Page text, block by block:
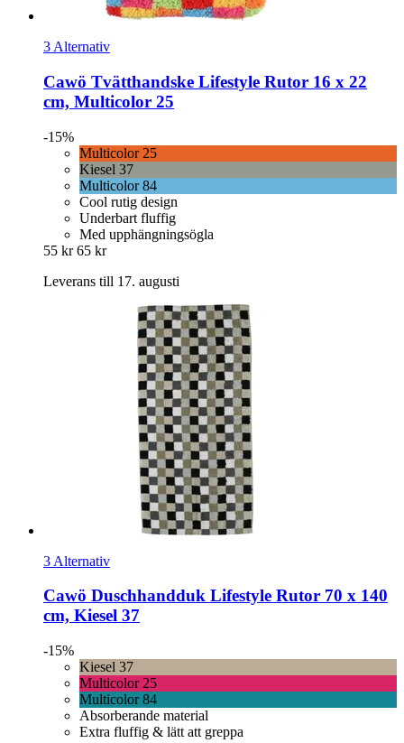
3 Alternativ
Cawö Tvätthandske Lifestyle Rutor 16 x 22
cm, Multicolor 25
-15%
Multicolor 25
Kiesel 37
Multicolor 84
Cool rutig design
Underbart fluffig
Med upphängningsögla
55 kr 65 kr
Leverans till 17. augusti
3 Alternativ
Cawö Duschhandduk Lifestyle Rutor 70 x 140
cm, Kiesel 37
-15%
Kiesel 37
Multicolor 25
Multicolor 84
Absorberande material
Extra fluffig & lätt att greppa